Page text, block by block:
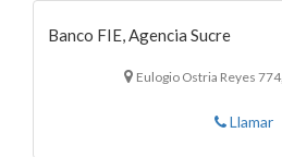
Banco FIE, Agencia Sucre
Eulogio Ostria Reyes
Llamar